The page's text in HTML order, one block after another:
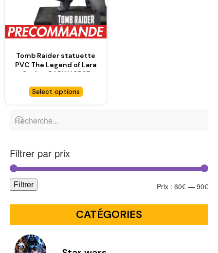
Tomb Raider statuette
PVC The Legend of Lara
Croft – DARK HORSE
Select options
Filtrer par prix
Filtrer Prix : 60€ — 90€
CATÉGORIES